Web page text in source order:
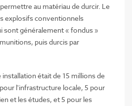
au matériau de durcir. Le
explosifs conventionnels
sont généralement « fondus »
puis durcis par
était de 15 millions de
l'infrastructure locale, 5 pour
et les études, et 5 pour les